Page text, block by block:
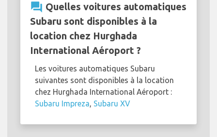
question_answer Quelles voitures automatiques
Subaru sont disponibles à la
location chez Hurghada
International Aéroport ?
Les voitures automatiques Subaru
suivantes sont disponibles à la location
chez Hurghada International Aéroport :
Subaru Impreza Subaru XV